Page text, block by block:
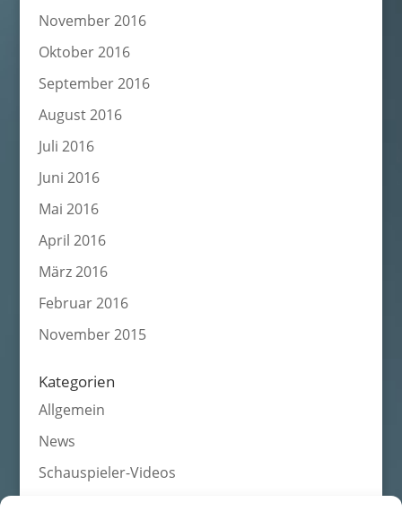
November 2016
Oktober 2016
September 2016
August 2016
Juli 2016
Juni 2016
Mai 2016
April 2016
März 2016
Februar 2016
November 2015
Kategorien
Allgemein
News
Schauspieler-Videos